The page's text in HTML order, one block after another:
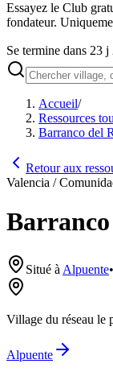
Essayez le Club
fondateur.
Se termine dans 23
Accueil/
Ressources
Barranco del
Retour aux
Valencia /
Barranco
Situé à Alpuente•
Village du réseau le
Alpuente